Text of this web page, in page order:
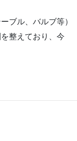
ブル、バルブ等）
整えており、今